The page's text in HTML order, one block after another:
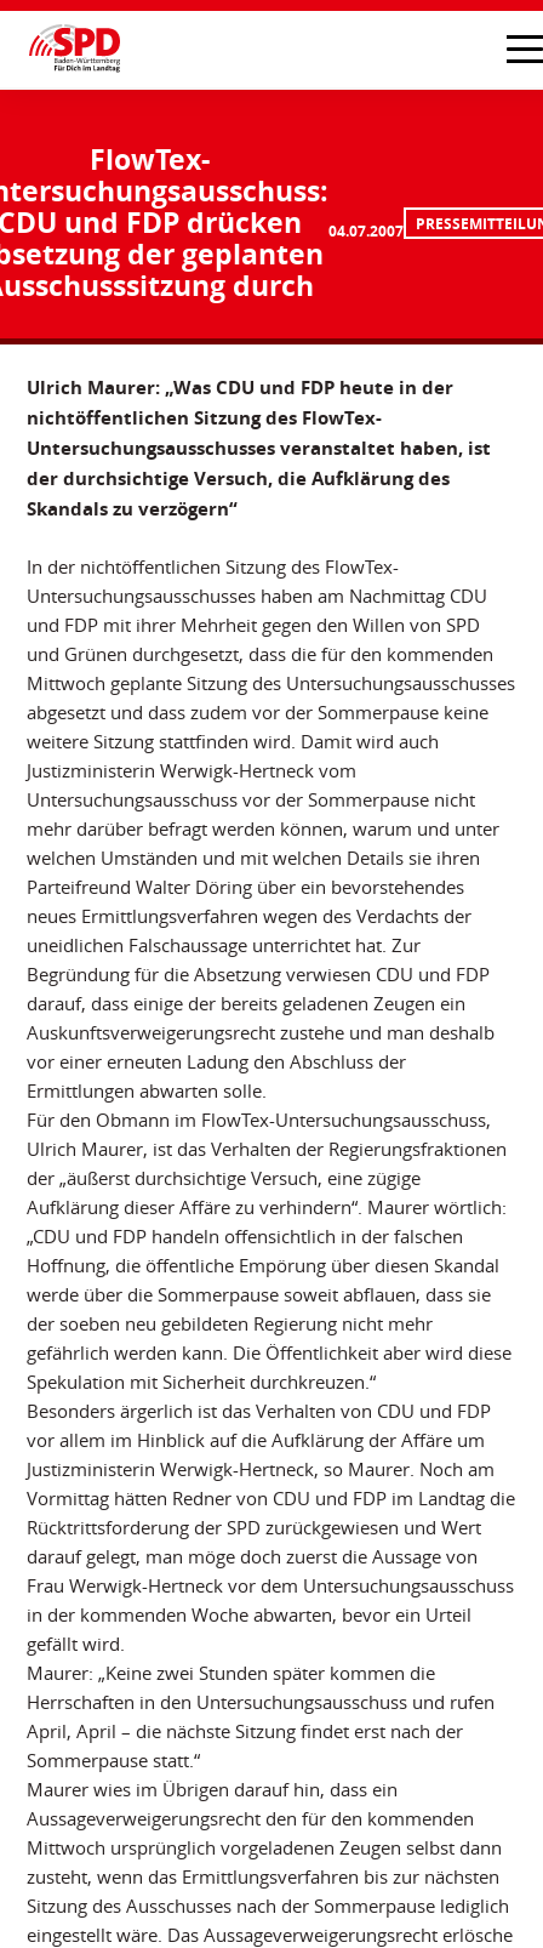
FlowTex-
und FDP drücken
der geplanten
durch
04.07.2007
Ulrich Maurer: „Was CDU und FDP heute in der
nichtöffentlichen Sitzung des FlowTex-
Untersuchungsausschusses veranstaltet haben, ist
der durchsichtige Versuch, die Aufklärung des
Skandals zu verzögern“
In der nichtöffentlichen Sitzung des FlowTex-
Untersuchungsausschusses haben am Nachmittag CDU
und FDP mit ihrer Mehrheit gegen den Willen von SPD
und Grünen durchgesetzt, dass die für den kommenden
Mittwoch geplante Sitzung des Untersuchungsausschusses
abgesetzt und dass zudem vor der Sommerpause keine
weitere Sitzung stattfinden wird. Damit wird auch
Justizministerin Werwigk-Hertneck vom
Untersuchungsausschuss vor der Sommerpause nicht
mehr darüber befragt werden können, warum und unter
welchen Umständen und mit welchen Details sie ihren
Parteifreund Walter Döring über ein bevorstehendes
neues Ermittlungsverfahren wegen des Verdachts der
uneidlichen Falschaussage unterrichtet hat. Zur
Begründung für die Absetzung verwiesen CDU und FDP
darauf, dass einige der bereits geladenen Zeugen ein
Auskunftsverweigerungsrecht zustehe und man deshalb
vor einer erneuten Ladung den Abschluss der
Ermittlungen abwarten solle.
Für den Obmann im FlowTex-Untersuchungsausschuss,
Ulrich Maurer, ist das Verhalten der Regierungsfraktionen
der „äußerst durchsichtige Versuch, eine zügige
Aufklärung dieser Affäre zu verhindern“. Maurer wörtlich:
„CDU und FDP handeln offensichtlich in der falschen
Hoffnung, die öffentliche Empörung über diesen Skandal
werde über die Sommerpause soweit abflauen, dass sie
der soeben neu gebildeten Regierung nicht mehr
gefährlich werden kann. Die Öffentlichkeit aber wird diese
Spekulation mit Sicherheit durchkreuzen.“
Besonders ärgerlich ist das Verhalten von CDU und FDP
vor allem im Hinblick auf die Aufklärung der Affäre um
Justizministerin Werwigk-Hertneck, so Maurer. Noch am
Vormittag hätten Redner von CDU und FDP im Landtag die
Rücktrittsforderung der SPD zurückgewiesen und Wert
darauf gelegt, man möge doch zuerst die Aussage von
Frau Werwigk-Hertneck vor dem Untersuchungsausschuss
in der kommenden Woche abwarten, bevor ein Urteil
gefällt wird.
Maurer: „Keine zwei Stunden später kommen die
Herrschaften in den Untersuchungsausschuss und rufen
April, April – die nächste Sitzung findet erst nach der
Sommerpause statt.“
Maurer wies im Übrigen darauf hin, dass ein
Aussageverweigerungsrecht den für den kommenden
Mittwoch ursprünglich vorgeladenen Zeugen selbst dann
zusteht, wenn das Ermittlungsverfahren bis zur nächsten
Sitzung des Ausschusses nach der Sommerpause lediglich
eingestellt wäre. Das Aussageverweigerungsrecht erlösche